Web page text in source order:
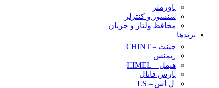
پاورمتر
سنسور و کنترلر
محافظ ولتاژ و‌ جریان
برندها
چینت – CHINT
زیمنس
هیمل – HIMEL
پارس فانال
ال اس – LS